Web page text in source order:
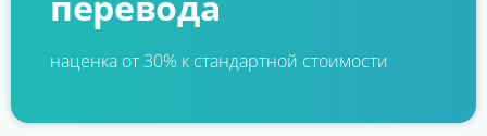
наценка от 30% к стандартной стоимости